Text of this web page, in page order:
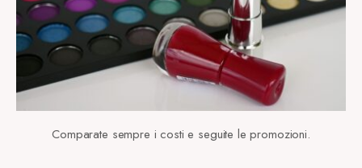
Comparate sempre i costi e seguite le promozioni.